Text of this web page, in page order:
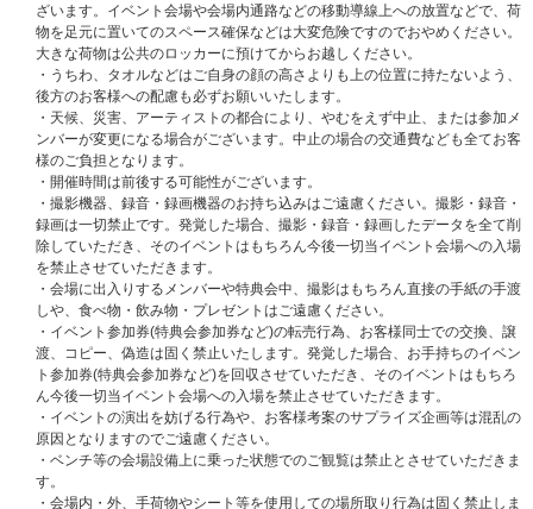
①パスポート
②運転免許証 (※第一種運転免許、第二種運転免許に限ります。)
③特別永住者証明書または在留カード
④身体障害者手帳、精神障害者保健福祉手帳、療育手帳
⑤マイナンバーカード (※通知カードは不可)
⑥顔写真付き学生証・生徒手帳 (※在学中のものに限る。予備校・専門学校
は不可)
※⑥顔写真付き学生証・生徒手帳に関しまして
・学生証・生徒手帳の発行がない場合は、顔写真付の生徒証明書または学校
発行の身分証明書でも可。
・生徒手帳に生徒氏名記入欄の無いものや記入欄に名前の記入のないものは
不可となります。
・顔写真の無いものは不可となります。
・顔写真付でないものに、ご自身で写真を貼付したものや、貼付したと思わ
れるものは不可となります。
・在学証明書は不可となります。
・デジタル学生証は不可となります。
・予備校・専門学校発行のものは不可となります。
・学校より顔写真付き学生証・生徒手帳・生徒証明書・身分証明書が発行さ
れない学生(高校生まで)に限り、顔写真無し学生証・生徒手帳および住民票
(世帯全員)の2点をお持ちであれば可。その他の組み合わせは不可となりま
す。
・学生証・生徒手帳の発行がない場合は、顔写真無しの生徒証明書・学校発
行の身分証明書でも可(在学証明書は不可)
ざいます。イベント会場や会場内通路などの移動導線上への放置などで、荷
物を足元に置いてのスペース確保などは大変危険ですのでおやめください。
大きな荷物は公共のロッカーに預けてからお越しください。
・うちわ、タオルなどはご自身の顔の高さよりも上の位置に持たないよう、
後方のお客様への配慮も必ずお願いいたします。
・天候、災害、アーティストの都合により、やむをえず中止、または参加メ
ンバーが変更になる場合がございます。中止の場合の交通費なども全てお客
様のご負担となります。
・開催時間は前後する可能性がございます。
・撮影機器、録音・録画機器のお持ち込みはご遠慮ください。撮影・録音・
録画は一切禁止です。発覚した場合、撮影・録音・録画したデータを全て削
除していただき、そのイベントはもちろん今後一切当イベント会場への入場
を禁止させていただきます。
・会場に出入りするメンバーや特典会中、撮影はもちろん直接の手紙の手渡
しや、食べ物・飲み物・プレゼントはご遠慮ください。
・イベント参加券(特典会参加券など)の転売行為、お客様同士での交換、譲
渡、コピー、偽造は固く禁止いたします。発覚した場合、お手持ちのイベン
ト参加券(特典会参加券など)を回収させていただき、そのイベントはもちろ
ん今後一切当イベント会場への入場を禁止させていただきます。
・イベントの演出を妨げる行為や、お客様考案のサプライズ企画等は混乱の
原因となりますのでご遠慮ください。
・ベンチ等の会場設備上に乗った状態でのご観覧は禁止とさせていただきま
す。
・会場内・外、手荷物やシート等を使用しての場所取り行為は固く禁止しま